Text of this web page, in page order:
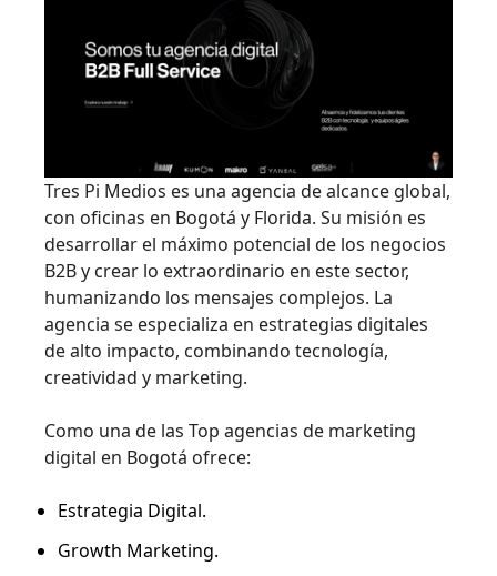
Tres Pi Medios es una agencia de alcance global,
con oficinas en Bogotá y Florida. Su misión es
desarrollar el máximo potencial de los negocios
B2B y crear lo extraordinario en este sector,
humanizando los mensajes complejos. La
agencia se especializa en estrategias digitales
de alto impacto, combinando tecnología,
creatividad y marketing.
Como una de las Top agencias de marketing
digital en Bogotá ofrece:
Estrategia Digital.
Growth Marketing.